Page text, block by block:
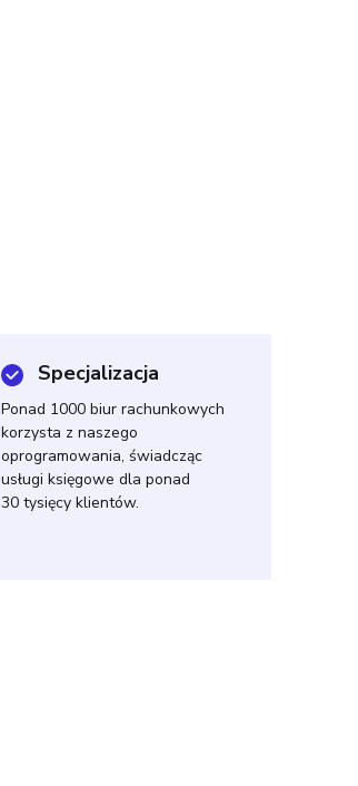
Specjalizacja
Ponad 1000 biur rachunkowych
korzysta z naszego
oprogramowania, świadcząc
usługi księgowe dla ponad
30 tysięcy klientów.